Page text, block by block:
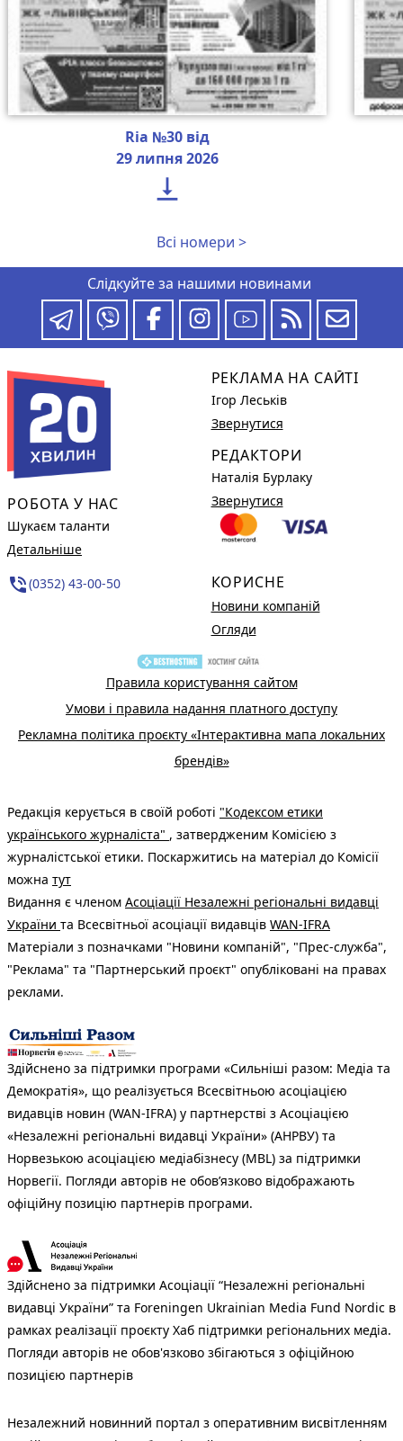
Ria №30 від
29 липня 2026

Всі номери >
Слідкуйте за нашими новинами
РОБОТА У НАС
Шукаєм таланти
Детальніше
phone_in_talk(0352) 43-00-50
РЕКЛАМА НА САЙТІ
Ігор Леськів
Звернутися
РЕДАКТОРИ
Наталія Бурлаку
Звернутися
КОРИСНЕ
Новини компаній
Огляди
Правила користування сайтом
Умови і правила надання платного доступу
Рекламна політика проєкту «Інтерактивна мапа локальних
брендів»
Редакція керується в своїй роботі "Кодексом етики
українського журналіста" , затвердженим Комісією з
журналістської етики. Поскаржитись на матеріал до Комісії
можна тут
Видання є членом Асоціації Незалежні регіональні видавці
України та Всесвітньої асоціації видавців WAN-IFRA
Матеріали з позначками "Новини компаній", "Прес-служба",
"Реклама" та "Партнерський проєкт" опубліковані на правах
реклами.
Здійснено за підтримки програми «Сильніші разом: Медіа та
Демократія», що реалізується Всесвітньою асоціацією
видавців новин (WAN-IFRA) у партнерстві з Асоціацією
«Незалежні регіональні видавці України» (АНРВУ) та
Норвезькою асоціацією медіабізнесу (MBL) за підтримки
Норвегії. Погляди авторів не обов’язково відображають
офіційну позицію партнерів програми.
Здійснено за підтримки Асоціації “Незалежні регіональні
видавці України” та Foreningen Ukrainian Media Fund Nordic в
рамках реалізації проєкту Хаб підтримки регіональних медіа.
Погляди авторів не обов'язково збігаються з офіційною
позицією партнерів
Незалежний новинний портал з оперативним висвітленням